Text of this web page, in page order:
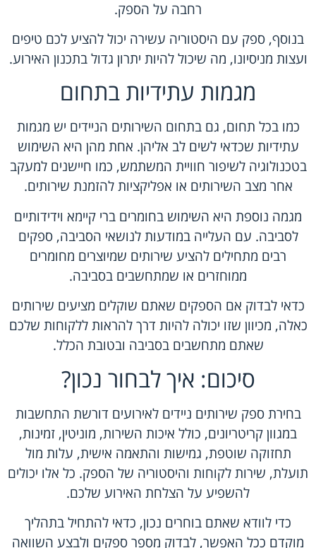
רחבה על הספק.
בנוסף, ספק עם היסטוריה עשירה יכול להציע לכם טיפים
ועצות מניסיונו, מה שיכול להיות יתרון גדול בתכנון האירוע.
מגמות עתידיות בתחום
כמו בכל תחום, גם בתחום השירותים הניידים יש מגמות
עתידיות שכדאי לשים לב אליהן. אחת מהן היא השימוש
בטכנולוגיה לשיפור חוויית המשתמש, כמו חיישנים למעקב
אחר מצב השירותים או אפליקציות להזמנת שירותים.
מגמה נוספת היא השימוש בחומרים ברי קיימא וידידותיים
לסביבה. עם העלייה במודעות לנושאי הסביבה, ספקים
רבים מתחילים להציע שירותים שמיוצרים מחומרים
ממוחזרים או שמתחשבים בסביבה.
כדאי לבדוק אם הספקים שאתם שוקלים מציעים שירותים
כאלה, מכיוון שזו יכולה להיות דרך להראות ללקוחות שלכם
שאתם מתחשבים בסביבה ובטובת הכלל.
סיכום: איך לבחור נכון?
בחירת ספק שירותים ניידים לאירועים דורשת התחשבות
במגוון קריטריונים, כולל איכות השירות, מוניטין, זמינות,
תחזוקה שוטפת, גמישות והתאמה אישית, עלות מול
תועלת, שירות לקוחות והיסטוריה של הספק. כל אלו יכולים
להשפיע על הצלחת האירוע שלכם.
כדי לוודא שאתם בוחרים נכון, כדאי להתחיל בתהליך
מוקדם ככל האפשר, לבדוק מספר ספקים ולבצע השוואה